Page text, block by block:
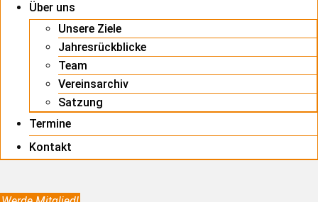
Über uns
Unsere Ziele
Jahresrückblicke
Team
Vereinsarchiv
Satzung
Termine
Kontakt